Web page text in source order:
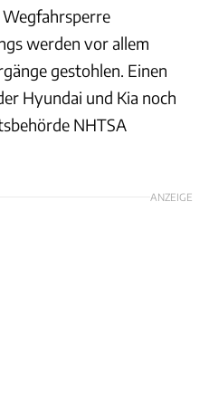
werden vor allem
gestohlen. Einen
Hyundai und Kia noch
NHTSA
ANZEIGE